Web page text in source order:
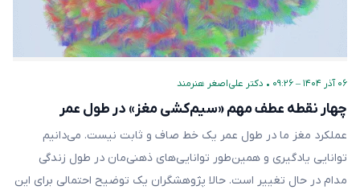
۰۶ آذر ۱۴۰۴ – ۰۹:۲۶ • دکتر علی‌اصغر هنرمند
چهار نقطه‌ عطف مهم «سیم‌کشی مغز» در طول عمر
عملکرد مغز ما در طول عمر یک خط صاف و ثابت نیست. می‌دانیم
توانایی یادگیری و همین‌طور توانایی‌های ذهنی‌مان در طول زندگی
مدام در حال تغییر است. حالا پژوهشگران یک توضیح احتمالی برای این